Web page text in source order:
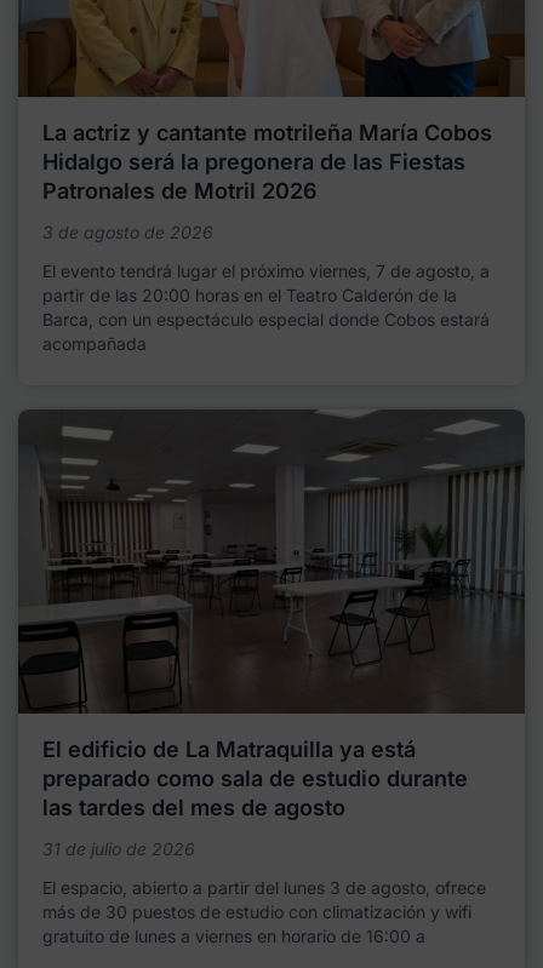
La actriz y cantante motrileña María Cobos
Hidalgo será la pregonera de las Fiestas
Patronales de Motril 2026
3 de agosto de 2026
El evento tendrá lugar el próximo viernes, 7 de agosto, a
partir de las 20:00 horas en el Teatro Calderón de la
Barca, con un espectáculo especial donde Cobos estará
acompañada
El edificio de La Matraquilla ya está
preparado como sala de estudio durante
las tardes del mes de agosto
31 de julio de 2026
El espacio, abierto a partir del lunes 3 de agosto, ofrece
más de 30 puestos de estudio con climatización y wifi
gratuito de lunes a viernes en horario de 16:00 a